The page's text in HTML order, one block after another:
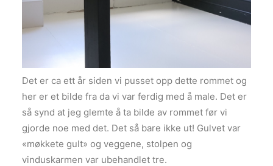
Det er ca ett år siden vi pusset opp dette rommet og
her er et bilde fra da vi var ferdig med å male. Det er
så synd at jeg glemte å ta bilde av rommet før vi
gjorde noe med det. Det så bare ikke ut! Gulvet var
«møkkete gult» og veggene, stolpen og
vinduskarmen var ubehandlet tre.